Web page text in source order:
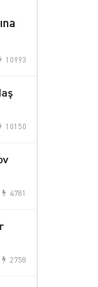
10993
10150
4781
2758